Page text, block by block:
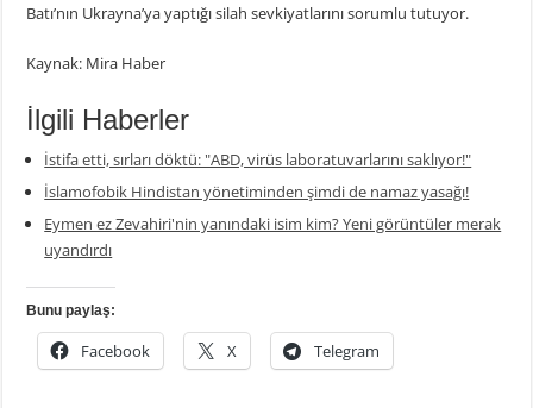
Batı’nın Ukrayna’ya yaptığı silah sevkiyatlarını sorumlu tutuyor.
Kaynak: Mira Haber
İlgili Haberler
İstifa etti, sırları döktü: "ABD, virüs laboratuvarlarını saklıyor!"
İslamofobik Hindistan yönetiminden şimdi de namaz yasağı!
Eymen ez Zevahiri'nin yanındaki isim kim? Yeni görüntüler merak
uyandırdı
Bunu paylaş:
Facebook X Telegram